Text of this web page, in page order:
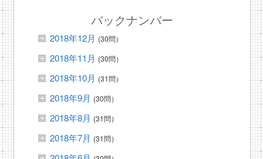
バックナンバー
2018年12月 (30問）
2018年11月 (30問）
2018年10月 (31問）
2018年9月 (30問）
2018年8月 (31問）
2018年7月 (31問）